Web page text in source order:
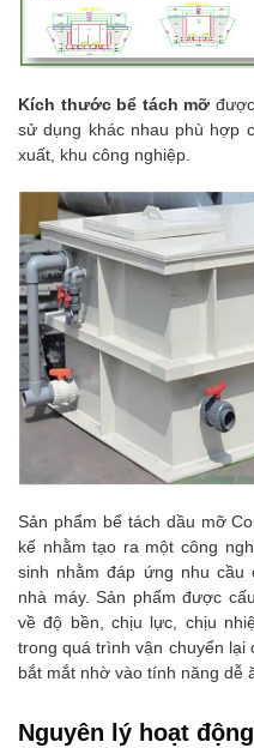
Kích thước bể tách mỡ
sử dụng khác nhau phù hợp
xuất, khu công nghiệp.
Sản phẩm bể tách dầu mỡ
kế nhằm tạo ra một công
sinh nhằm đáp ứng nhu cầu
nhà máy. Sản phẩm được
về độ bền, chịu lực, chịu
trong quá trình vận chuyển lại
bắt mắt nhờ vào tính năng dễ
Nguyên lý hoạt